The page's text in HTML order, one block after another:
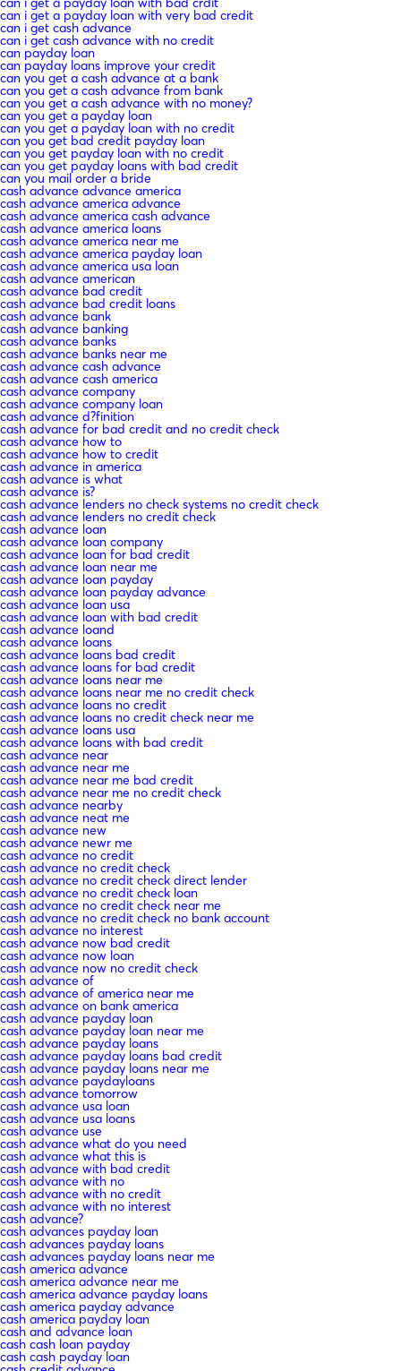
can i get a payday loan with very bad credit
can i get cash advance
can i get cash advance with no credit
can payday loan
can payday loans improve your credit
can you get a cash advance at a bank
can you get a cash advance from bank
can you get a cash advance with no money?
can you get a payday loan
can you get a payday loan with no credit
can you get bad credit payday loan
can you get payday loan with no credit
can you get payday loans with bad credit
can you mail order a bride
cash advance advance america
cash advance america advance
cash advance america cash advance
cash advance america loans
cash advance america near me
cash advance america payday loan
cash advance america usa loan
cash advance american
cash advance bad credit
cash advance bad credit loans
cash advance bank
cash advance banking
cash advance banks
cash advance banks near me
cash advance cash advance
cash advance cash america
cash advance company
cash advance company loan
cash advance d?finition
cash advance for bad credit and no credit check
cash advance how to
cash advance how to credit
cash advance in america
cash advance is what
cash advance is?
cash advance lenders no check systems no credit check
cash advance lenders no credit check
cash advance loan
cash advance loan company
cash advance loan for bad credit
cash advance loan near me
cash advance loan payday
cash advance loan payday advance
cash advance loan usa
cash advance loan with bad credit
cash advance loand
cash advance loans
cash advance loans bad credit
cash advance loans for bad credit
cash advance loans near me
cash advance loans near me no credit check
cash advance loans no credit
cash advance loans no credit check near me
cash advance loans usa
cash advance loans with bad credit
cash advance near
cash advance near me
cash advance near me bad credit
cash advance near me no credit check
cash advance nearby
cash advance neat me
cash advance new
cash advance newr me
cash advance no credit
cash advance no credit check
cash advance no credit check direct lender
cash advance no credit check loan
cash advance no credit check near me
cash advance no credit check no bank account
cash advance no interest
cash advance now bad credit
cash advance now loan
cash advance now no credit check
cash advance of
cash advance of america near me
cash advance on bank america
cash advance payday loan
cash advance payday loan near me
cash advance payday loans
cash advance payday loans bad credit
cash advance payday loans near me
cash advance paydayloans
cash advance tomorrow
cash advance usa loan
cash advance usa loans
cash advance use
cash advance what do you need
cash advance what this is
cash advance with bad credit
cash advance with no
cash advance with no credit
cash advance with no interest
cash advance?
cash advances payday loan
cash advances payday loans
cash advances payday loans near me
cash america advance
cash america advance near me
cash america advance payday loans
cash america payday advance
cash america payday loan
cash and advance loan
cash cash loan payday
cash cash payday loan